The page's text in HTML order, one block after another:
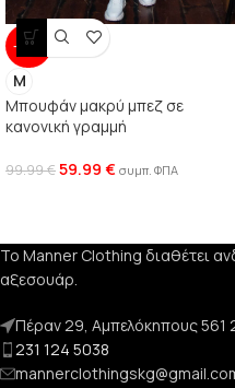
-40%
M
Μπουφάν μακρύ μπεζ σε
κανονική γραμμή
99.99€59.99 € συμπ. ΦΠΑ
Το Manner Clothing διαθέτει
αξεσουάρ.
Πέραν 29, Αμπελόκηπους 561
231 124 5038